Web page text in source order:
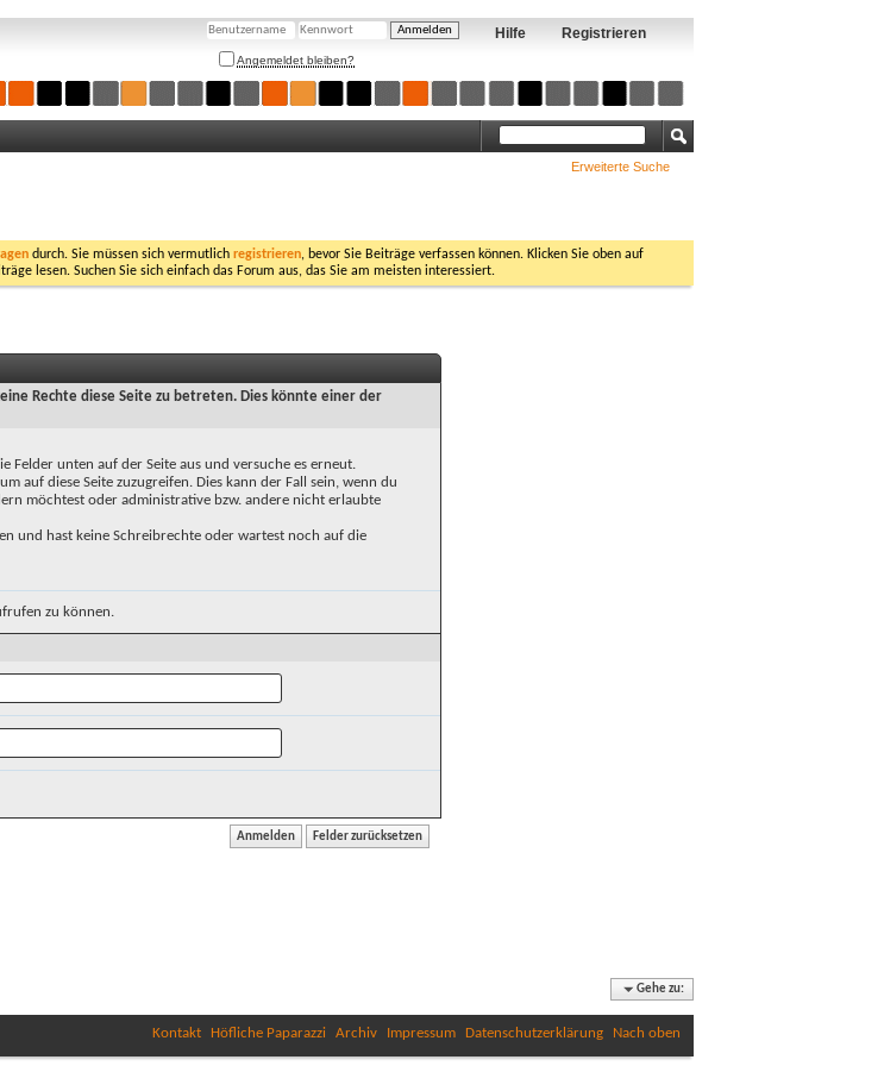
Registrieren
Hilfe
Angemeldet bleiben?
Erweiterte Suche
durch. Sie müssen sich vermutlich registrieren, bevor Sie Beiträge verfassen können. Klicken Sie oben auf
lesen. Suchen Sie sich einfach das Forum aus, das Sie am meisten interessiert.
Rechte diese Seite zu betreten. Dies könnte einer der
Felder unten auf der Seite aus und versuche es erneut.
auf diese Seite zuzugreifen. Dies kann der Fall sein, wenn du
möchtest oder administrative bzw. andere nicht erlaubte
und hast keine Schreibrechte oder wartest noch auf die
zu können.
Gehe zu:
Kontakt Höfliche Paparazzi Archiv Impressum Datenschutzerklärung Nach oben